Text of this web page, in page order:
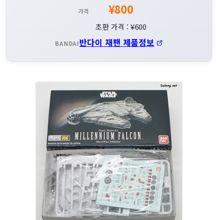
가격 ¥800
초판 가격 : ¥600
BANDAI반다이 재팬 제품정보